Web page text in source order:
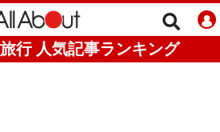
行 人気記事ランキング